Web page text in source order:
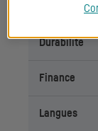
Durabilité
Finance
Langues